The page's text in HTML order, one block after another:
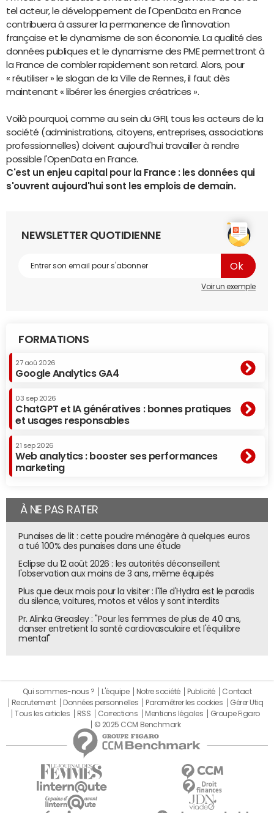
tel acteur, le développement de l'OpenData en France
contribuera à assurer la permanence de l'innovation
française et le dynamisme de son économie. La qualité des
données publiques et le dynamisme des PME permettront à
la France de combler rapidement son retard. Alors, pour
« réutiliser » le slogan de la Ville de Rennes, il faut dès
maintenant « libérer les énergies créatrices ».
Voilà pourquoi, comme au sein du GFII, tous les acteurs de la
société (administrations, citoyens, entreprises, associations
professionnelles) doivent aujourd'hui travailler à rendre
possible l'OpenData en France.
C'est un enjeu capital pour la France : les données qui
s'ouvrent aujourd'hui sont les emplois de demain.
NEWSLETTER QUOTIDIENNE
Voir un exemple
FORMATIONS
27 aoû 2026
Google Analytics GA4
03 sep 2026
ChatGPT et IA génératives : bonnes pratiques
et usages responsables
21 sep 2026
Web analytics : booster ses performances
marketing
À NE PAS RATER
Punaises de lit : cette poudre ménagère à quelques euros
a tué 100% des punaises dans une étude
Eclipse du 12 août 2026 : les autorités déconseillent
l'observation aux moins de 3 ans, même équipés
Plus que deux mois pour la visiter : l'île d'Hydra est le paradis
du silence, voitures, motos et vélos y sont interdits
Pr. Alinka Greasley : "Pour les femmes de plus de 40 ans,
danser entretient la santé cardiovasculaire et l'équilibre
mental"
Qui sommes-nous ? L'équipe Notre société Publicité
Contact
Recrutement
Données personnelles Paramétrer les cookies
Gérer Utiq
Tous les articles
RSS Corrections Mentions légales
Groupe Figaro
© 2025 CCM Benchmark